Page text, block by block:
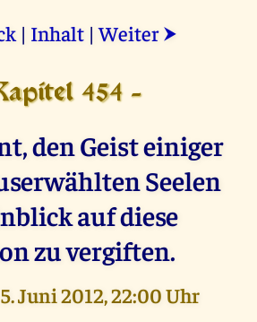
| Inhalt |Weiter ⮞
454 -
den Geist einiger
Seelen
auf diese
zu vergiften.
Juni 2012, 22:00 Uhr